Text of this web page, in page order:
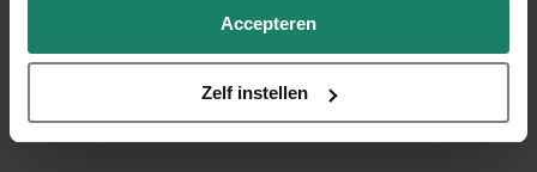
Accepteren
Zelf instellen